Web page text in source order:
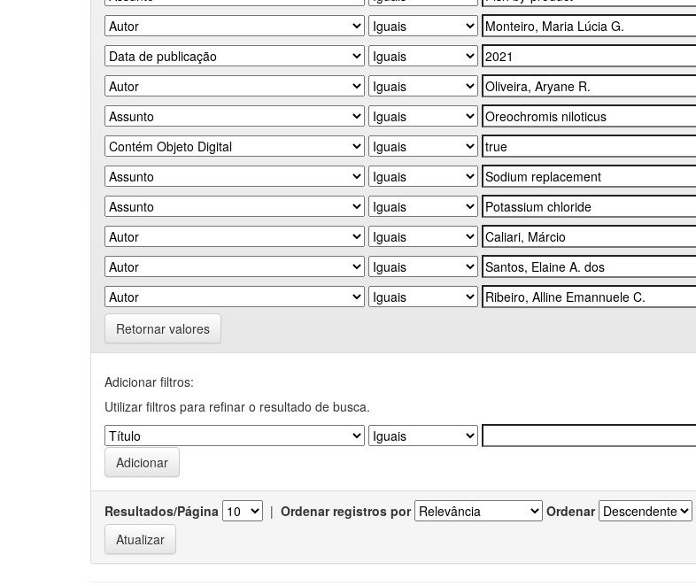
Retornar valores
Adicionar filtros:
Utilizar filtros para refinar o resultado de busca.
Resultados/Página | Ordenar registros por Ordenar